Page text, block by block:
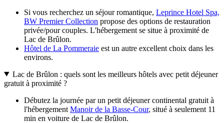
Si vous recherchez un séjour romantique, Leprince Hotel Spa,
BW Premier Collection propose des options de restauration
privée/pour couples. L'hébergement se situe à proximité de
Lac de Brûlon.
Hôtel de La Pommeraie est un autre excellent choix dans les
environs.
Lac de Brûlon : quels sont les meilleurs hôtels avec petit déjeuner
gratuit à proximité ?
Débutez la journée par un petit déjeuner continental gratuit à
l'hébergement Manoir de la Basse-Cour, situé à seulement 11
min en voiture de Lac de Brûlon.